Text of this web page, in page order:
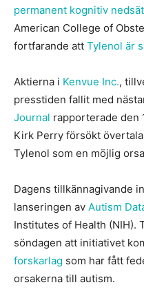
permanent kognitiv
American College of
fortfarande att Tylenol är
Aktierna i Kenvue Inc.,
presstiden fallit med
Journal rapporterade den
Kirk Perry försökt
Tylenol som en möjlig
Dagens tillkännagivande
lanseringen av Autism
Institutes of Health (NIH).
söndagen att initiativet
forskarlag som har fått
orsakerna till autism.